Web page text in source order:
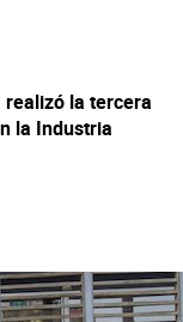
realizó la tercera
la Industria